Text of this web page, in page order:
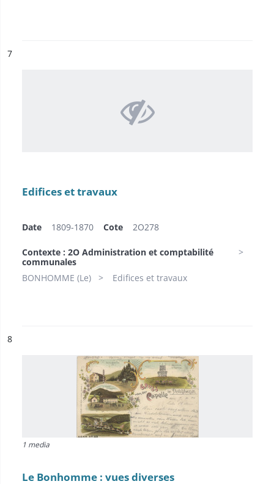
n°
7
Edifices et travaux
Date 1809-1870 Cote 2O278
Contexte : 2O Administration et comptabilité
communales
BONHOMME (Le)
Edifices et travaux
n°
8
1 media
Le Bonhomme : vues diverses